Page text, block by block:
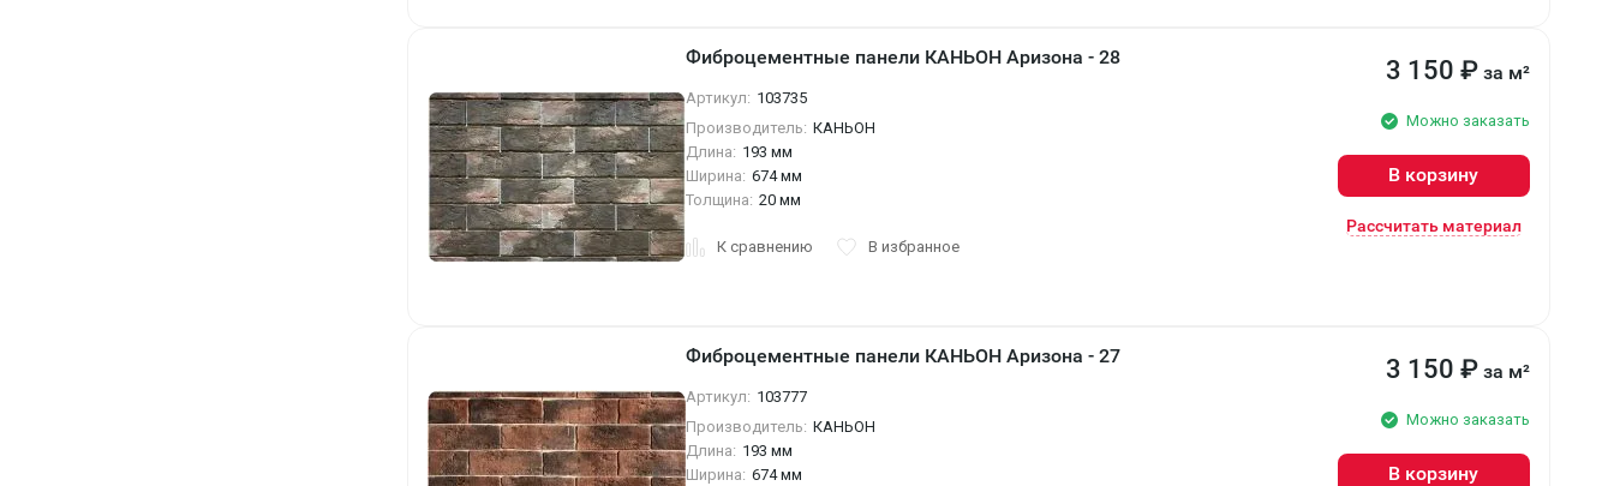
Фиброцементные панели КАНЬОН Аризона - 28
Артикул: 103735
Производитель: КАНЬОН
Длина: 193 мм
Ширина: 674 мм
Толщина: 20 мм
К сравнению В избранное
3 150 ₽ за м²
Можно заказать
В корзину
Рассчитать материал
Фиброцементные панели КАНЬОН Аризона - 27
Артикул: 103777
Производитель: КАНЬОН
Длина: 193 мм
Ширина: 674 мм
3 150 ₽ за м²
Можно заказать
В корзину